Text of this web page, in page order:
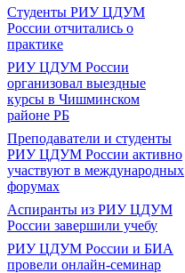
Студенты РИУ ЦДУМ
России отчитались о
практике
РИУ ЦДУМ России
организовал выездные
курсы в Чишминском
районе РБ
Преподаватели и студенты
РИУ ЦДУМ России активно
участвуют в международных
форумах
Аспиранты из РИУ ЦДУМ
России завершили учебу
РИУ ЦДУМ России и БИА
провели онлайн-семинар